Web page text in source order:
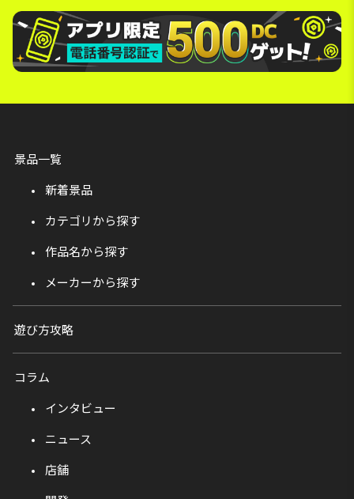
景品一覧
新着景品
カテゴリから探す
作品名から探す
メーカーから探す
遊び方攻略
コラム
インタビュー
ニュース
店舗